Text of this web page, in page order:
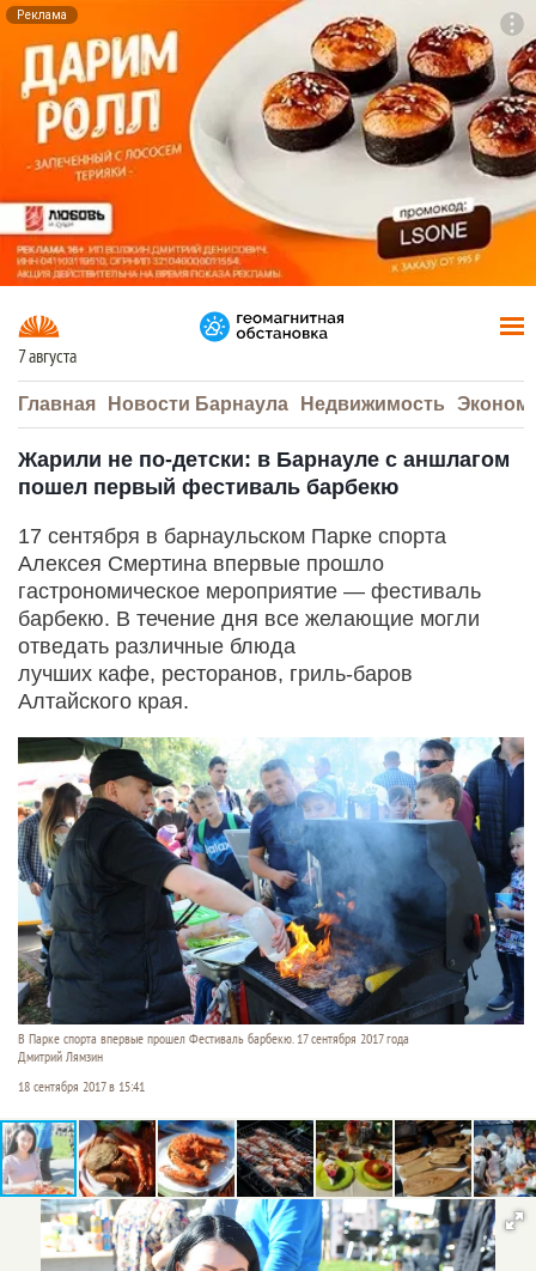
Реклама
7 августа
Главная Новости Барнаула Недвижимость
Жарили не по-детски: в Барнауле с аншлагом
пошел первый фестиваль барбекю
17 сентября в барнаульском Парке спорта
Алексея Смертина впервые прошло
гастрономическое мероприятие — фестиваль
барбекю. В течение дня все желающие могли
отведать различные блюда
лучших кафе, ресторанов, гриль-баров
Алтайского края.
В Парке спорта впервые прошел Фестиваль барбекю. 17 сентября 2017 года
Дмитрий Лямзин
18 сентября 2017 в 15:41